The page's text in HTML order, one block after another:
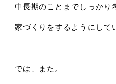
中長期のことまでしっかり
家づくりをするようにして
では、また。